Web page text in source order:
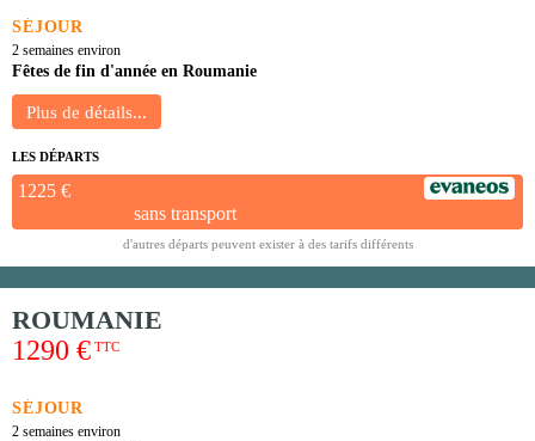
SÉJOUR
2 semaines environ
Fêtes de fin d'année en Roumanie
LES DÉPARTS
1225 €
sans transport
d'autres départs peuvent exister à des tarifs différents
ROUMANIE
1290 € TTC
SÉJOUR
2 semaines environ